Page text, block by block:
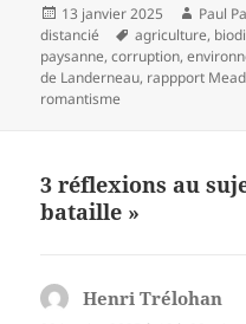
Publié
le
13 janvier 2025 Auteur
Paul
distancié
Mots-
clés
agriculture,
paysanne,corruption,
de Landerneau, rappport
romantisme
3 réflexions au
bataille »
Henri Trélohan